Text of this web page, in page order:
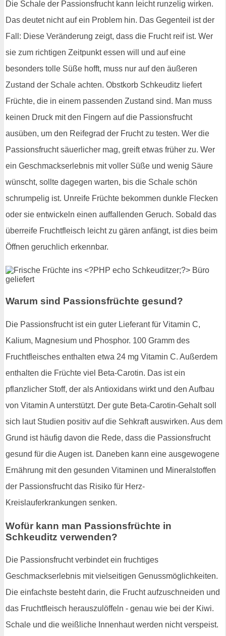
Die Schale der Passionsfrucht kann leicht runzelig wirken.
Das deutet nicht auf ein Problem hin. Das Gegenteil ist der
Fall: Diese Veränderung zeigt, dass die Frucht reif ist. Wer
sie zum richtigen Zeitpunkt essen will und auf eine
besonders tolle Süße hofft, muss nur auf den äußeren
Zustand der Schale achten. Obstkorb Schkeuditz liefert
Früchte, die in einem passenden Zustand sind. Man muss
keinen Druck mit den Fingern auf die Passionsfrucht
ausüben, um den Reifegrad der Frucht zu testen. Wer die
Passionsfrucht säuerlicher mag, greift etwas früher zu. Wer
ein Geschmackserlebnis mit voller Süße und wenig Säure
wünscht, sollte dagegen warten, bis die Schale schön
schrumpelig ist. Unreife Früchte bekommen dunkle Flecken
oder sie entwickeln einen auffallenden Geruch. Sobald das
überreife Fruchtfleisch leicht zu gären anfängt, ist dies beim
Öffnen geruchlich erkennbar.
Warum sind Passionsfrüchte gesund?
Die Passionsfrucht ist ein guter Lieferant für Vitamin C,
Kalium, Magnesium und Phosphor. 100 Gramm des
Fruchtfleisches enthalten etwa 24 mg Vitamin C. Außerdem
enthalten die Früchte viel Beta-Carotin. Das ist ein
pflanzlicher Stoff, der als Antioxidans wirkt und den Aufbau
von Vitamin A unterstützt. Der gute Beta-Carotin-Gehalt soll
sich laut Studien positiv auf die Sehkraft auswirken. Aus dem
Grund ist häufig davon die Rede, dass die Passionsfrucht
gesund für die Augen ist. Daneben kann eine ausgewogene
Ernährung mit den gesunden Vitaminen und Mineralstoffen
der Passionsfrucht das Risiko für Herz-
Kreislauferkrankungen senken.
Wofür kann man Passionsfrüchte in
Schkeuditz verwenden?
Die Passionsfrucht verbindet ein fruchtiges
Geschmackserlebnis mit vielseitigen Genussmöglichkeiten.
Die einfachste besteht darin, die Frucht aufzuschneiden und
das Fruchtfleisch herauszulöffeln - genau wie bei der Kiwi.
Schale und die weißliche Innenhaut werden nicht verspeist.